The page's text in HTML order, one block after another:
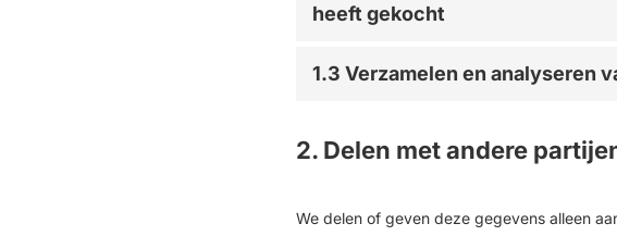
heeft gekocht
1.3 Verzamelen en analyseren
2. Delen met andere
We delen of geven deze gegevens alleen